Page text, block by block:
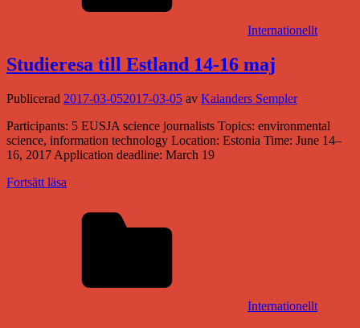
Internationellt
Studieresa till Estland 14-16 maj
Publicerad 2017-03-052017-03-05 av Kaianders Sempler
Participants: 5 EUSJA science journalists Topics: environmental
science, information technology Location: Estonia Time: June 14–
16, 2017 Application deadline: March 19
Fortsätt läsa
Internationellt